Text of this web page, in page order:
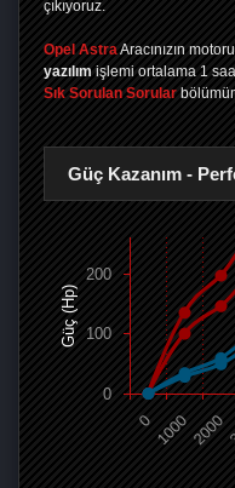
çıkıyoruz.
Opel AstraAracınızın
yazılım işlemi ortalama 1
Sık Sorulan Sorular
Güç Kazanım -
Güç (Hp)
0 10002000
0
100
200